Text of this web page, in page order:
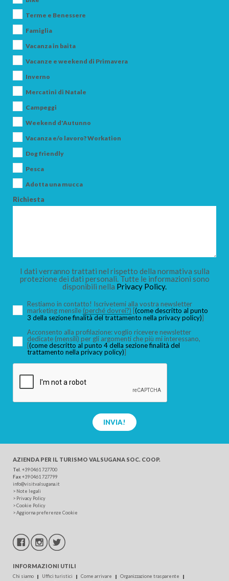
Terme e Benessere
Famiglia
Vacanza in baita
Vacanze e weekend di Primavera
Inverno
Mercatini di Natale
Campeggi
Weekend d'Autunno
Vacanza e/o lavoro? Workation
Dog friendly
Pesca
Adotta una mucca
Richiesta
I dati verranno trattati nel rispetto della normativa sulla
protezione dei dati personali. Tutte le informazioni sono
disponibili nella Privacy Policy.
Restiamo in contatto! Iscrivetemi alla vostra newsletter
marketing mensile (perché dovrei?) [(come descritto al punto
3 della sezione finalità del trattamento nella privacy policy)]
Acconsento alla profilazione: voglio ricevere newsletter
dedicate (mensili) per gli argomenti che più mi interessano,
[(come descritto al punto 4 della sezione finalità del
trattamento nella privacy policy)]
INVIA!
AZIENDA PER IL TURISMO VALSUGANA SOC. COOP.
Tel +39 0461 727700
Fax+39 0461 727799
info@visitvalsugana.it
> Note legali
> Privacy Policy
>Cookie Policy
>Aggiorna preferenze Cookie
INFORMAZIONI UTILI
Chi siamo Uffici turistici Come arrivare
Organizzazione trasparente